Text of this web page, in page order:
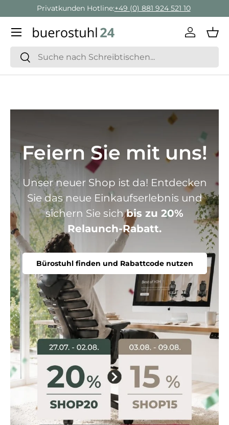
Direkt zum Inhalt
Geschäftskunden Beratung:+ 49 (0) 881 924 521 22
Suchen
Suchen
Menü
Feiern Sie mit uns!
Unser neuer Shop ist da! Entdecken
Sie das neue Einkaufserlebnis und
sichern Sie sichbis zu 20%
Relaunch-Rabatt.
Bürostuhl finden und Rabattcode nutzen